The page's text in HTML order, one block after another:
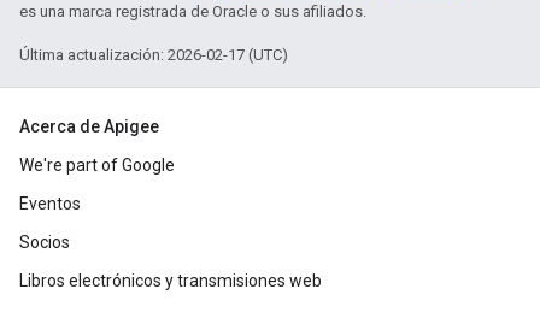
es una marca registrada de Oracle o sus afiliados.
Última actualización: 2026-02-17 (UTC)
Acerca de Apigee
We're part of Google
Eventos
Socios
Libros electrónicos y transmisiones web